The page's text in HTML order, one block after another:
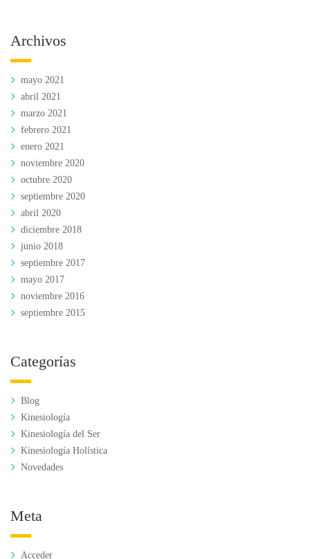
Archivos
mayo 2021
abril 2021
marzo 2021
febrero 2021
enero 2021
noviembre 2020
octubre 2020
septiembre 2020
abril 2020
diciembre 2018
junio 2018
septiembre 2017
mayo 2017
noviembre 2016
septiembre 2015
Categorías
Blog
Kinesiología
Kinesiología del Ser
Kinesiología Holística
Novedades
Meta
Acceder